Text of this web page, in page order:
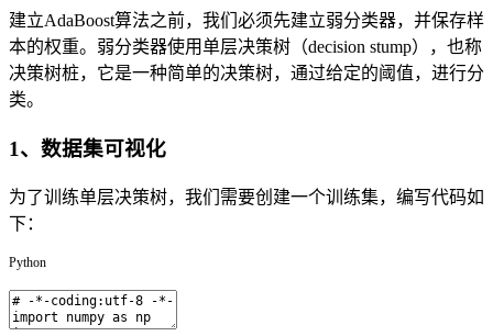
建立AdaBoost算法之前，我们必须先建立弱分类器，并保存样
本的权重。弱分类器使用单层决策树（decision stump），也称
决策树桩，它是一种简单的决策树，通过给定的阈值，进行分
类。
1、数据集可视化
为了训练单层决策树，我们需要创建一个训练集，编写代码如
下：
Python